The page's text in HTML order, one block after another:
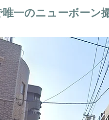
唯一のニューボーン